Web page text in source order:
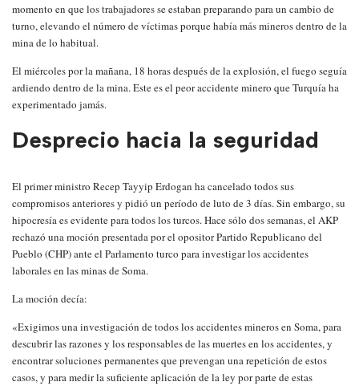
momento en que los trabajadores se estaban preparando para un cambio de
turno, elevando el número de víctimas porque había más mineros dentro de la
mina de lo habitual.
El miércoles por la mañana, 18 horas después de la explosión, el fuego seguía
ardiendo dentro de la mina. Este es el peor accidente minero que Turquía ha
experimentado jamás.
Desprecio hacia la seguridad
El primer ministro Recep Tayyip Erdogan ha cancelado todos sus
compromisos anteriores y pidió un período de luto de 3 días. Sin embargo, su
hipocresía es evidente para todos los turcos. Hace sólo dos semanas, el AKP
rechazó una moción presentada por el opositor Partido Republicano del
Pueblo (CHP) ante el Parlamento turco para investigar los accidentes
laborales en las minas de Soma.
La moción decía:
«Exigimos una investigación de todos los accidentes mineros en Soma, para
descubrir las razones y los responsables de las muertes en los accidentes, y
encontrar soluciones permanentes que prevengan una repetición de estos
casos, y para medir la suficiente aplicación de la ley por parte de estas